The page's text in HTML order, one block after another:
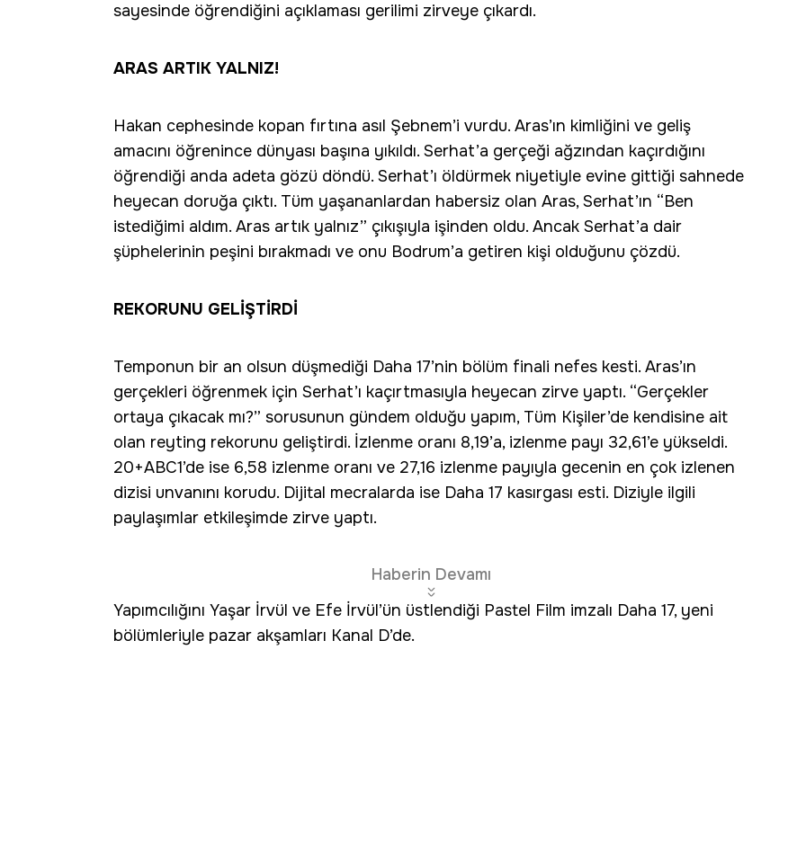
sayesinde öğrendiğini açıklaması gerilimi zirveye çıkardı.
ARAS ARTIK YALNIZ!
Hakan cephesinde kopan fırtına asıl Şebnem’i vurdu. Aras’ın kimliğini ve geliş
amacını öğrenince dünyası başına yıkıldı. Serhat’a gerçeği ağzından kaçırdığını
öğrendiği anda adeta gözü döndü. Serhat’ı öldürmek niyetiyle evine gittiği sahnede
heyecan doruğa çıktı. Tüm yaşananlardan habersiz olan Aras, Serhat’ın “Ben
istediğimi aldım. Aras artık yalnız” çıkışıyla işinden oldu. Ancak Serhat’a dair
şüphelerinin peşini bırakmadı ve onu Bodrum’a getiren kişi olduğunu çözdü.
REKORUNU GELİŞTİRDİ
Temponun bir an olsun düşmediği Daha 17’nin bölüm finali nefes kesti. Aras’ın
gerçekleri öğrenmek için Serhat’ı kaçırtmasıyla heyecan zirve yaptı. “Gerçekler
ortaya çıkacak mı?” sorusunun gündem olduğu yapım, Tüm Kişiler’de kendisine ait
olan reyting rekorunu geliştirdi. İzlenme oranı 8,19’a, izlenme payı 32,61’e yükseldi.
20+ABC1’de ise 6,58 izlenme oranı ve 27,16 izlenme payıyla gecenin en çok izlenen
dizisi unvanını korudu. Dijital mecralarda ise Daha 17 kasırgası esti. Diziyle ilgili
paylaşımlar etkileşimde zirve yaptı.
Haberin Devamı
Yapımcılığını Yaşar İrvül ve Efe İrvül’ün üstlendiği Pastel Film imzalı Daha 17, yeni
bölümleriyle pazar akşamları Kanal D’de.